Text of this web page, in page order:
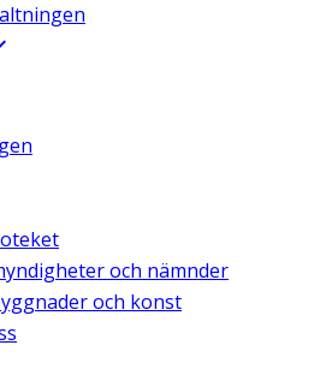
och nämnder
och konst